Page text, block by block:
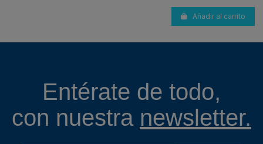
Añadir al carrito
Entérate de todo,
con nuestra newsletter.